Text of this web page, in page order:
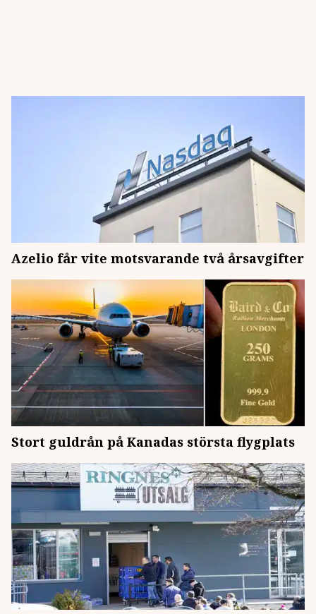
Azelio får vite motsvarande två årsavgifter
Stort guldrån på Kanadas största flygplats